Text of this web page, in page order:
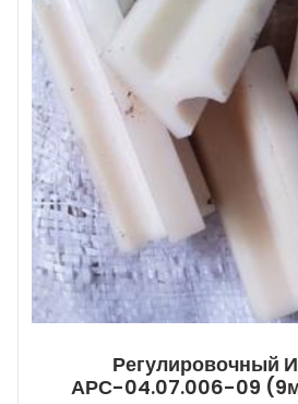
Регулировочный
АРС-04.07.006-09